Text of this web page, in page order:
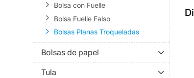
Bolsa con Fuelle
Bolsa Fuelle Falso
Bolsas Planas Troqueladas
Bolsas de papel
Tula